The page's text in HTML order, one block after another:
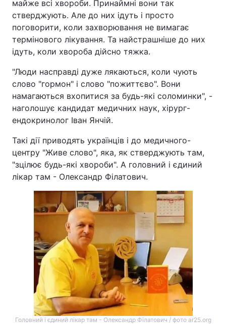
майже всі хвороби. Принаймні вони так
стверджують. Але до них ідуть і просто
поговорити, коли захворювання не вимагає
термінового лікування. Та найстрашніше до них
ідуть, коли хвороба дійсно тяжка.
"Люди насправді дуже лякаються, коли чують
слово "гормон" і слово "пожиттєво". Вони
намагаються вхопитися за будь-які соломинки", -
наголошує кандидат медичних наук, хірург-
ендокринолог Іван Янчій.
Такі дії приводять українців і до медичного-
центру "Живе слово", яка, як стверджують там,
"зцілює будь-які хвороби". А головний і єдиний
лікар там - Олександр Філатович.
Головний і єдиний лікар там - Олександр Філатович / фото ar25.org